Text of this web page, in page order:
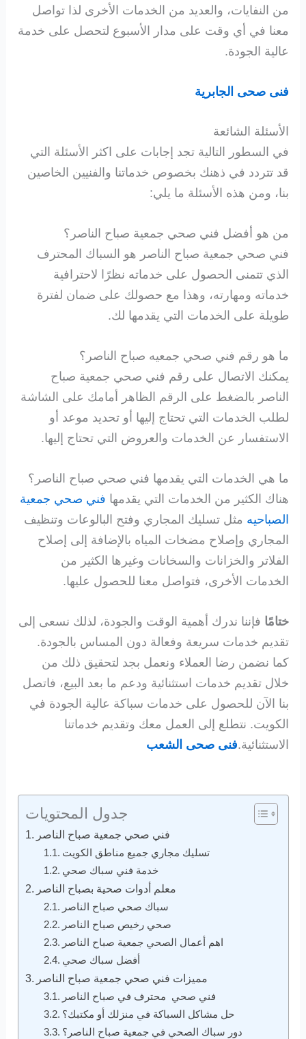
من النفايات، والعديد من الخدمات الأخرى لذا تواصل
معنا في أي وقت على مدار الأسبوع لتحصل على خدمة
عالية الجودة.
فنى صحى الجابرية
الأسئلة الشائعة
في السطور التالية تجد إجابات على اكثر الأسئلة التي
قد تتردد في ذهنك بخصوص خدماتنا والفنيين الخاصين
بنا، ومن هذه الأسئلة ما يلي:
من هو أفضل فني صحي جمعية صباح الناصر؟
فني صحي جمعية صباح الناصر هو السباك المحترف
الذي تتمنى الحصول على خدماته نظرًا لاحترافية
خدماته ومهارته، وهذا مع حصولك على ضمان لفترة
طويلة على الخدمات التي يقدمها لك.
ما هو رقم فني صحي جمعيه صباح الناصر؟
يمكنك الاتصال على رقم فني صحي جمعية صباح
الناصر بالضغط على الرقم الظاهر أمامك على الشاشة
لطلب الخدمات التي تحتاج إليها أو تحديد موعد أو
الاستفسار عن الخدمات والعروض التي تحتاج إليها.
ما هي الخدمات التي يقدمها فني صحي صباح الناصر؟
هناك الكثير من الخدمات التي يقدمها فني صحي جمعية
الصباحيه مثل تسليك المجاري وفتح البالوعات وتنظيف
المجاري وإصلاح مضخات المياه بالإضافة إلى إصلاح
الفلاتر والخزانات والسخانات وغيرها الكثير من
الخدمات الأخرى، فتواصل معنا للحصول عليها.
ختامًا فإننا ندرك أهمية الوقت والجودة، لذلك نسعى إلى
تقديم خدمات سريعة وفعالة دون المساس بالجودة.
كما نضمن رضا العملاء ونعمل بجد لتحقيق ذلك من
خلال تقديم خدمات استثنائية ودعم ما بعد البيع، فاتصل
بنا الآن للحصول على خدمات سباكة عالية الجودة في
الكويت. نتطلع إلى العمل معك وتقديم خدماتنا
الاستثنائية.فنى صحى الشعب
جدول المحتويات
فني صحي جمعية صباح الناصر
تسليك مجاري جميع مناطق الكويت
خدمة فني سباك صحي
معلم أدوات صحية بصباح الناصر
سباك صحي صباح الناصر
صحي رخيص صباح الناصر
اهم أعمال الصحي جمعية صباح الناصر
أفضل سباك صحي
مميزات فني صحي جمعية صباح الناصر
فني صحي محترف في صباح الناصر
حل مشاكل السباكة في منزلك أو مكتبك؟
دور سباك الصحي في جمعية صباح الناصر؟